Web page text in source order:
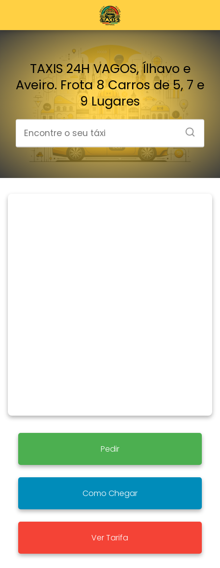
TAXIS 24H VAGOS, Ílhavo e
Aveiro. Frota 8 Carros de 5, 7 e
9 Lugares
Pedir
Como Chegar
Ver Tarifa